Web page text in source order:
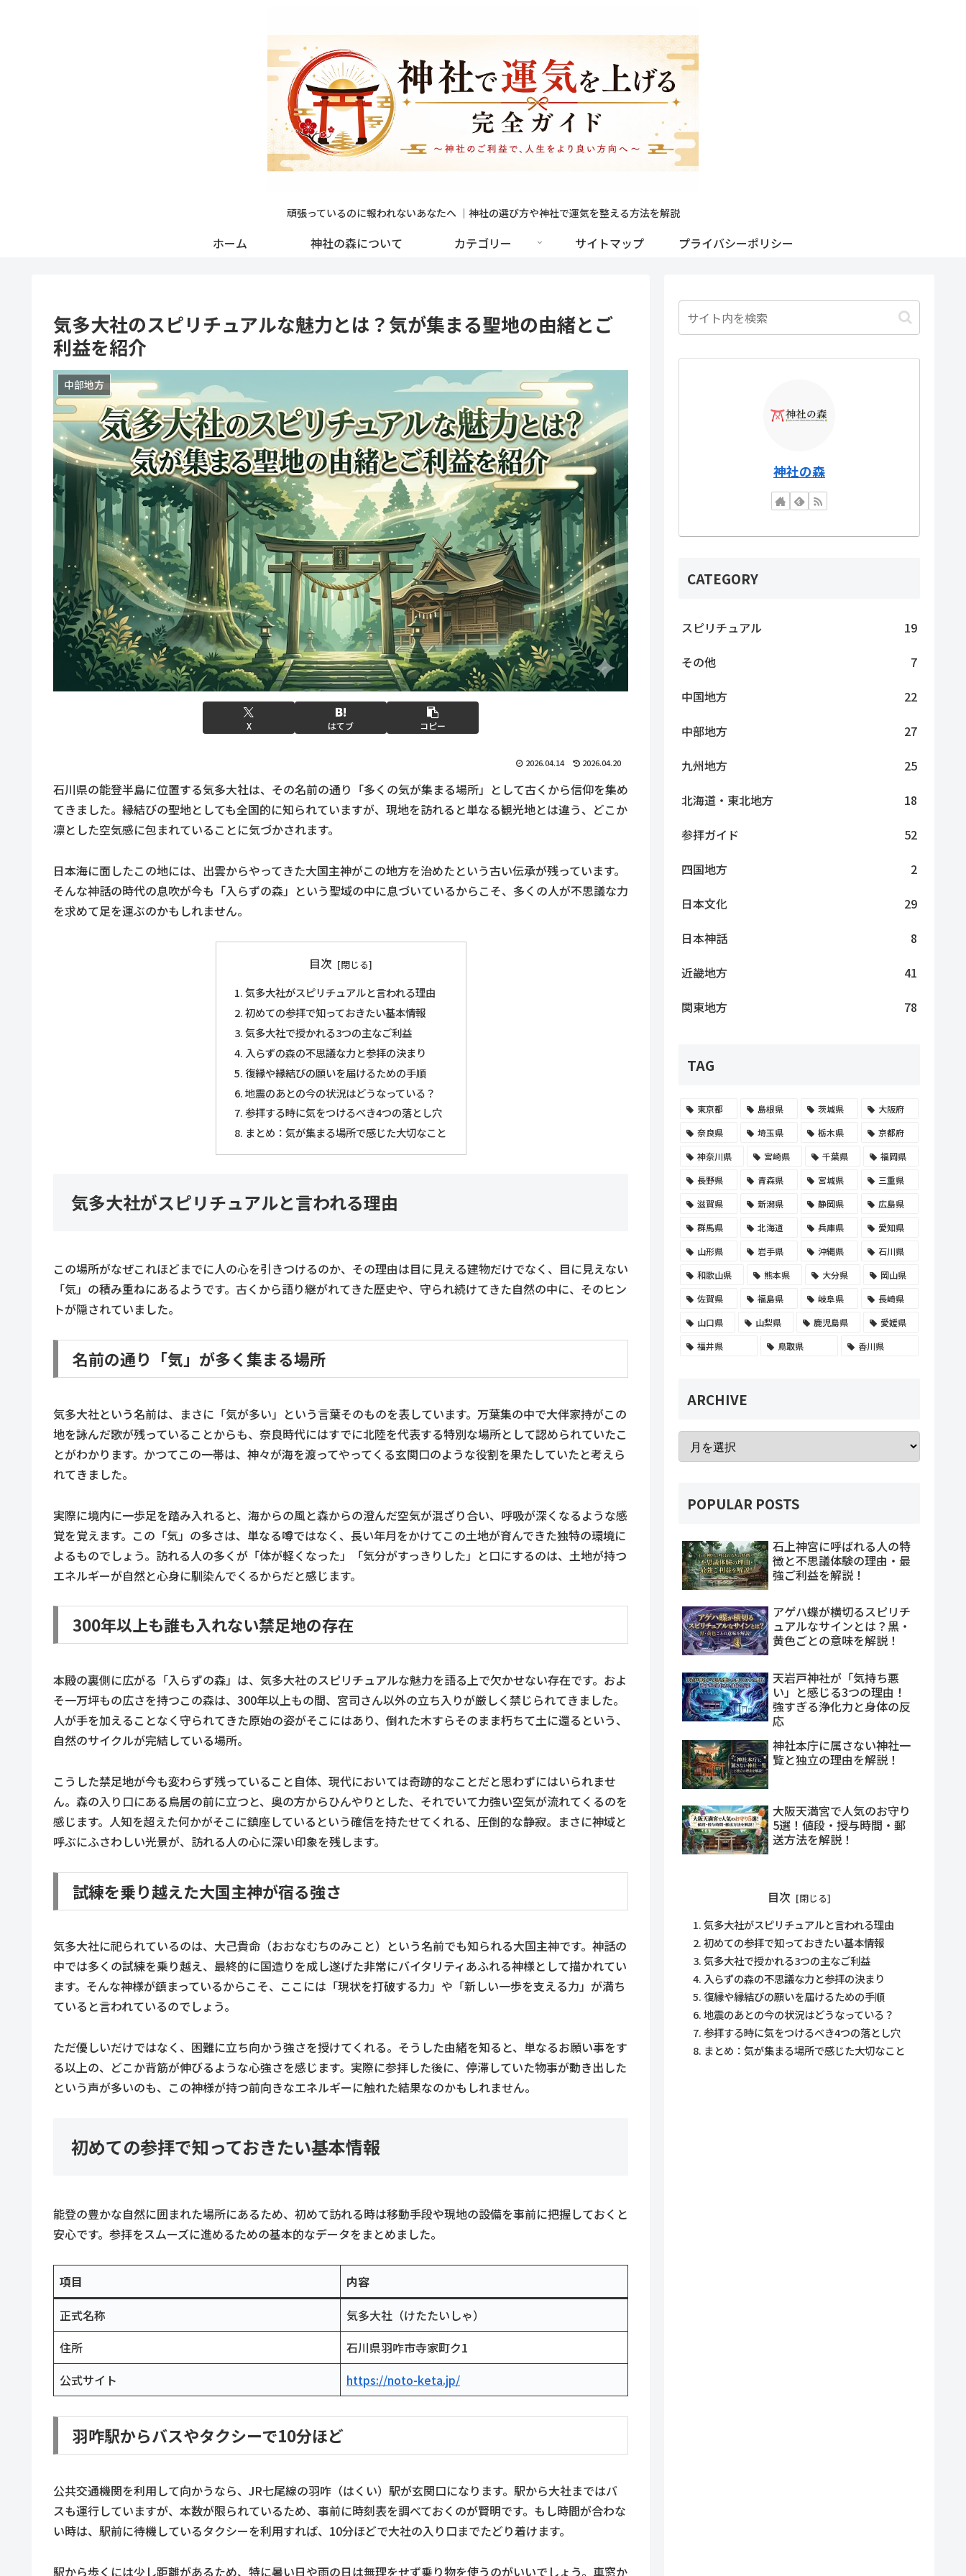
頑張っているのに報われないあなたへ ｜神社の選び方や神社で運気を整える方法を解説
ホーム 神社の森について カテゴリー サイトマップ プライバシーポリシー
気多大社のスピリチュアルな魅力とは？気が集まる聖地の由緒とご
利益を紹介
中部地方
X はてブ コピー
2026.04.14 2026.04.20
石川県の能登半島に位置する気多大社は、その名前の通り「多くの気が集まる場所」として古くから信仰を集め
てきました。縁結びの聖地としても全国的に知られていますが、現地を訪れると単なる観光地とは違う、どこか
凛とした空気感に包まれていることに気づかされます。
日本海に面したこの地には、出雲からやってきた大国主神がこの地方を治めたという古い伝承が残っています。
そんな神話の時代の息吹が今も「入らずの森」という聖域の中に息づいているからこそ、多くの人が不思議な力
を求めて足を運ぶのかもしれません。
目次
気多大社がスピリチュアルと言われる理由
初めての参拝で知っておきたい基本情報
気多大社で授かれる3つの主なご利益
入らずの森の不思議な力と参拝の決まり
復縁や縁結びの願いを届けるための手順
地震のあとの今の状況はどうなっている？
参拝する時に気をつけるべき4つの落とし穴
まとめ：気が集まる場所で感じた大切なこと
気多大社がスピリチュアルと言われる理由
この場所がなぜこれほどまでに人の心を引きつけるのか、その理由は目に見える建物だけでなく、目に見えない
「気」の積み重ねにあるようです。古くから語り継がれてきた歴史や、守られ続けてきた自然の中に、そのヒン
トが隠されていました。
名前の通り「気」が多く集まる場所
気多大社という名前は、まさに「気が多い」という言葉そのものを表しています。万葉集の中で大伴家持がこの
地を詠んだ歌が残っていることからも、奈良時代にはすでに北陸を代表する特別な場所として認められていたこ
とがわかります。かつてこの一帯は、神々が海を渡ってやってくる玄関口のような役割を果たしていたと考えら
れてきました。
実際に境内に一歩足を踏み入れると、海からの風と森からの澄んだ空気が混ざり合い、呼吸が深くなるような感
覚を覚えます。この「気」の多さは、単なる噂ではなく、長い年月をかけてこの土地が育んできた独特の環境に
よるものでしょう。訪れる人の多くが「体が軽くなった」「気分がすっきりした」と口にするのは、土地が持つ
エネルギーが自然と心身に馴染んでくるからだと感じます。
300年以上も誰も入れない禁足地の存在
本殿の裏側に広がる「入らずの森」は、気多大社のスピリチュアルな魅力を語る上で欠かせない存在です。およ
そ一万坪もの広さを持つこの森は、300年以上もの間、宮司さん以外の立ち入りが厳しく禁じられてきました。
人が手を加えることなく守られてきた原始の姿がそこにはあり、倒れた木すらそのまま朽ちて土に還るという、
自然のサイクルが完結している場所。
こうした禁足地が今も変わらず残っていること自体、現代においては奇跡的なことだと思わずにはいられませ
ん。森の入り口にある鳥居の前に立つと、奥の方からひんやりとした、それでいて力強い空気が流れてくるのを
感じます。人知を超えた何かがそこに鎮座しているという確信を持たせてくれる、圧倒的な静寂。まさに神域と
呼ぶにふさわしい光景が、訪れる人の心に深い印象を残します。
試練を乗り越えた大国主神が宿る強さ
気多大社に祀られているのは、大己貴命（おおなむちのみこと）という名前でも知られる大国主神です。神話の
中では多くの試練を乗り越え、最終的に国造りを成し遂げた非常にバイタリティあふれる神様として描かれてい
ます。そんな神様が鎮まっているからこそ、ここには「現状を打破する力」や「新しい一歩を支える力」が満ち
ていると言われているのでしょう。
ただ優しいだけではなく、困難に立ち向かう強さを授けてくれる。そうした由緒を知ると、単なるお願い事をす
る以上の、どこか背筋が伸びるような心強さを感じます。実際に参拝した後に、停滞していた物事が動き出した
という声が多いのも、この神様が持つ前向きなエネルギーに触れた結果なのかもしれません。
初めての参拝で知っておきたい基本情報
能登の豊かな自然に囲まれた場所にあるため、初めて訪れる時は移動手段や現地の設備を事前に把握しておくと
安心です。参拝をスムーズに進めるための基本的なデータをまとめました。
項目
内容
正式名称
気多大社（けたたいしゃ）
住所
石川県羽咋市寺家町ク1
公式サイト
https://noto-keta.jp/
羽咋駅からバスやタクシーで10分ほど
公共交通機関を利用して向かうなら、JR七尾線の羽咋（はくい）駅が玄関口になります。駅から大社まではバ
スも運行していますが、本数が限られているため、事前に時刻表を調べておくのが賢明です。もし時間が合わな
い時は、駅前に待機しているタクシーを利用すれば、10分ほどで大社の入り口までたどり着けます。
駅から歩くには少し距離があるため、特に暑い日や雨の日は無理をせず乗り物を使うのがいいでしょう。車窓か
神社の森
CATEGORY
スピリチュアル
19
その他
7
中国地方
22
中部地方
27
九州地方
25
北海道・東北地方
18
参拝ガイド
52
四国地方
2
日本文化
29
日本神話
8
近畿地方
41
関東地方
78
TAG
東京都 島根県 茨城県
大阪府
奈良県
埼玉県 栃木県
京都府
神奈川県
宮崎県 千葉県
福岡県
長野県
青森県 宮城県
三重県
滋賀県
新潟県 静岡県
広島県
群馬県
北海道 兵庫県
愛知県
山形県
岩手県 沖縄県
石川県
和歌山県
熊本県 大分県
岡山県
佐賀県
福島県 岐阜県
長崎県
山口県
山梨県 鹿児島県
愛媛県
福井県
鳥取県 香川県
ARCHIVE
POPULAR POSTS
石上神宮に呼ばれる人の特
徴と不思議体験の理由・最
強ご利益を解説！
アゲハ蝶が横切るスピリチ
ュアルなサインとは？黒・
黄色ごとの意味を解説！
天岩戸神社が「気持ち悪
い」と感じる3つの理由！
強すぎる浄化力と身体の反
応
神社本庁に属さない神社一
覧と独立の理由を解説！
大阪天満宮で人気のお守り
5選！値段・授与時間・郵
送方法を解説！
目次
気多大社がスピリチュアルと言われる理由
初めての参拝で知っておきたい基本情報
気多大社で授かれる3つの主なご利益
入らずの森の不思議な力と参拝の決まり
復縁や縁結びの願いを届けるための手順
地震のあとの今の状況はどうなっている？
参拝する時に気をつけるべき4つの落とし穴
まとめ：気が集まる場所で感じた大切なこと